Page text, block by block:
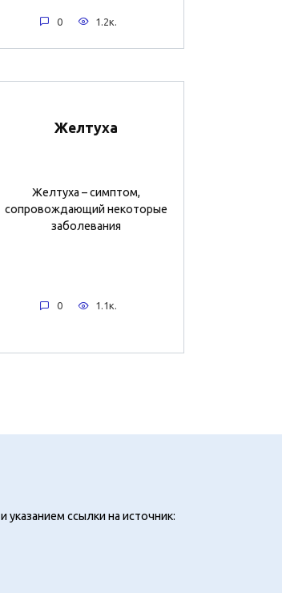
0 1.2к.
Желтуха
Желтуха – симптом,
сопровождающий некоторые
заболевания
0 1.1к.
и указанием ссылки на источник: